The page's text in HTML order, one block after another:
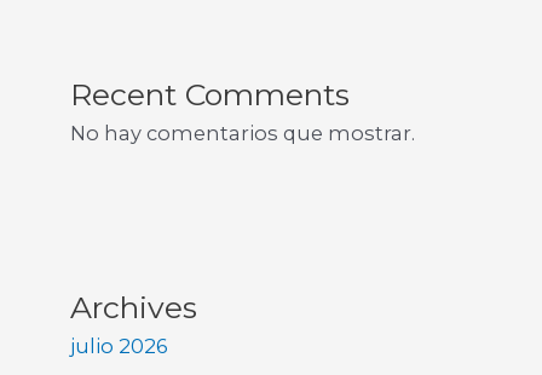
Recent Comments
No hay comentarios que mostrar.
Archives
julio 2026